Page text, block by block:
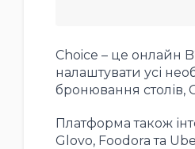
Choice – це онлайн
налаштувати усі
бронювання столів,
Платформа також
Glovo, Foodora та